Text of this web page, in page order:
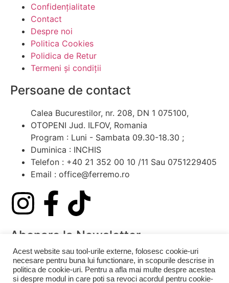
Confidențialitate
Contact
Despre noi
Politica Cookies
Polidica de Retur
Termeni și condiții
Persoane de contact
Calea Bucurestilor, nr. 208, DN 1 075100,
OTOPENI Jud. ILFOV, Romania
Program : Luni - Sambata 09.30-18.30 ;
Duminica : INCHIS
Telefon : +40 21 352 00 10 /11 Sau 0751229405
Email : office@ferremo.ro
Abonare la Newsletter
Nu rata cele mai noi oferte!
Acest website sau tool-urile externe, folosesc cookie-uri
necesare pentru buna lui functionare, in scopurile descrise in
politica de cookie-uri. Pentru a afla mai multe despre acestea
si despre modul in care poti sa revoci acordul pentru cookie-